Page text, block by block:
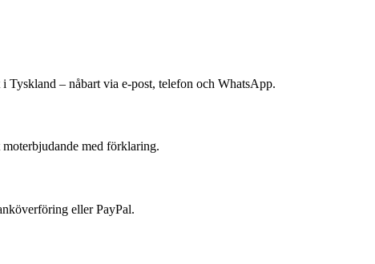
Tyskland – nåbart via e-post, telefon och WhatsApp.
med förklaring.
eller PayPal.